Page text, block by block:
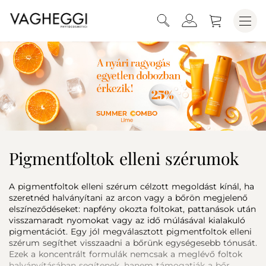
Pigmentfoltok elleni szérumok
A pigmentfoltok elleni szérum célzott megoldást kínál, ha
szeretnéd halványítani az arcon vagy a bőrön megjelenő
elszíneződéseket: napfény okozta foltokat, pattanások után
visszamaradt nyomokat vagy az idő múlásával kialakuló
pigmentációt. Egy jól megválasztott pigmentfoltok elleni
szérum segíthet visszaadni a bőrünk egységesebb tónusát.
Ezek a koncentrált formulák nemcsak a meglévő foltok